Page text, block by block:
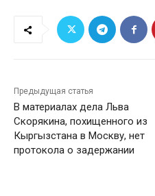
Предыдущая статья
В материалах дела Льва
Скорякина, похищенного из
Кыргызстана в Москву, нет
протокола о задержании